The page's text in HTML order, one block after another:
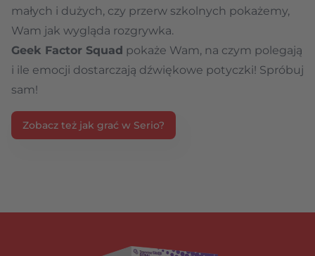
małych i dużych, czy przerw szkolnych pokażemy,
Wam jak wygląda rozgrywka.
Geek Factor Squad pokaże Wam, na czym polegają
i ile emocji dostarczają dźwiękowe potyczki! Spróbuj
sam!
Zobacz też jak grać w Serio?